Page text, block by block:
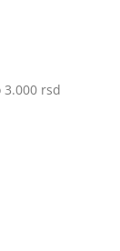
rsd